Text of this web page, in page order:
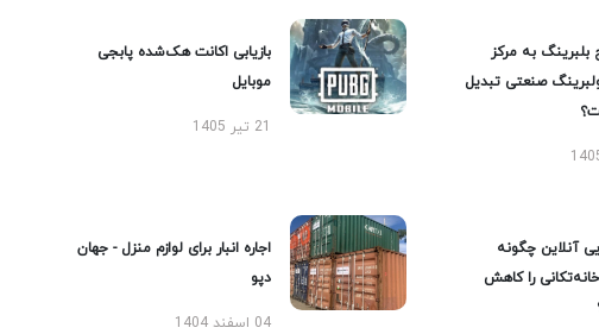
بلبرینگ به مرکز
صنعتی تبدیل
بازیابی اکانت هک‌شده پابجی
موبایل
21 تیر 1405
آنلاین چگونه
را کاهش
اجاره انبار برای لوازم منزل - جهان
دپو
04 اسفند 1404